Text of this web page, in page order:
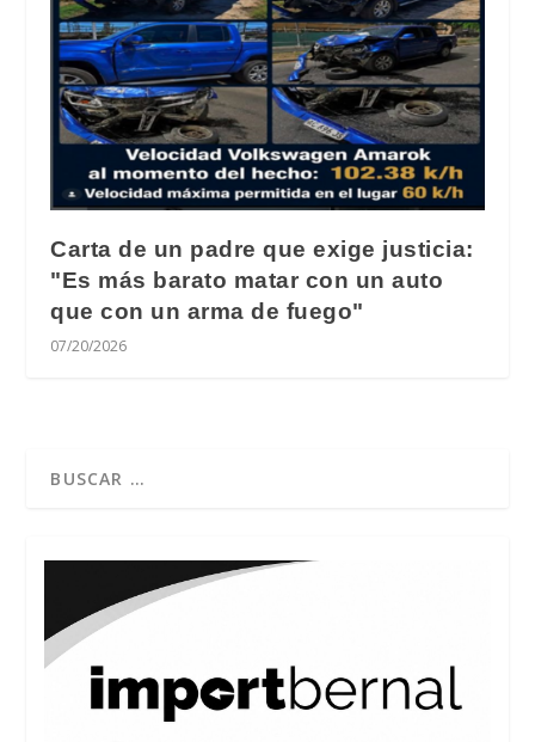
Carta de un padre que exige justicia:
"Es más barato matar con un auto
que con un arma de fuego"
07/20/2026